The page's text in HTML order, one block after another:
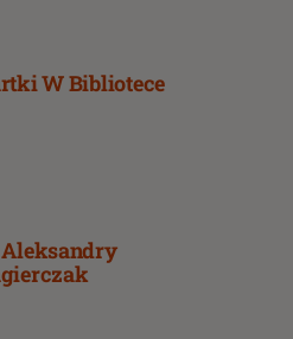
W Bibliotece